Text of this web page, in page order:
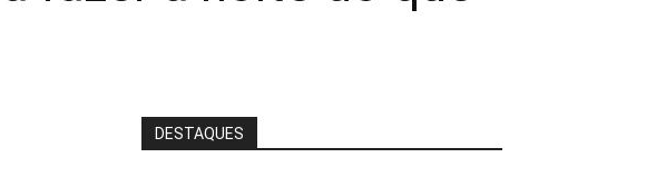
DESTAQUES